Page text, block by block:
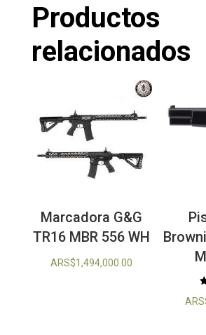
Productos
relacionados
Marcadora G&G
TR16 MBR 556 WH
ARS$1,494,000.00